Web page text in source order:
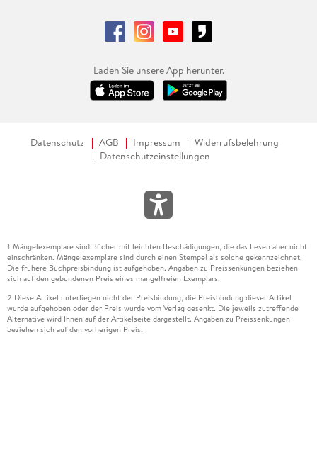
Laden Sie unsere App herunter.
Datenschutz AGB Impressum
Widerrufsbelehrung
Datenschutzeinstellungen
1 Mängelexemplare sind Bücher mit leichten Beschädigungen, die das Lesen aber nicht
einschränken. Mängelexemplare sind durch einen Stempel als solche gekennzeichnet.
Die frühere Buchpreisbindung ist aufgehoben. Angaben zu Preissenkungen beziehen
sich auf den gebundenen Preis eines mangelfreien Exemplars.
2 Diese Artikel unterliegen nicht der Preisbindung, die Preisbindung dieser Artikel
wurde aufgehoben oder der Preis wurde vom Verlag gesenkt. Die jeweils zutreffende
Alternative wird Ihnen auf der Artikelseite dargestellt. Angaben zu Preissenkungen
beziehen sich auf den vorherigen Preis.